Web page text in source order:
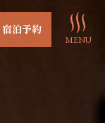
宿泊予約
MENU